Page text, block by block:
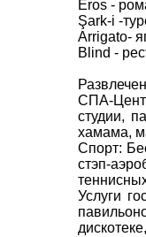
Eros -
Şark-i -
Arrigato-
Blind -
СПА-
студии,
хамама,
Спорт:
стэп-
Услуги